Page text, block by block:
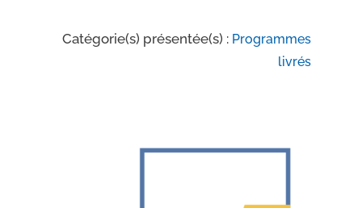
Catégorie(s) présentée(s) : Programmes
livrés